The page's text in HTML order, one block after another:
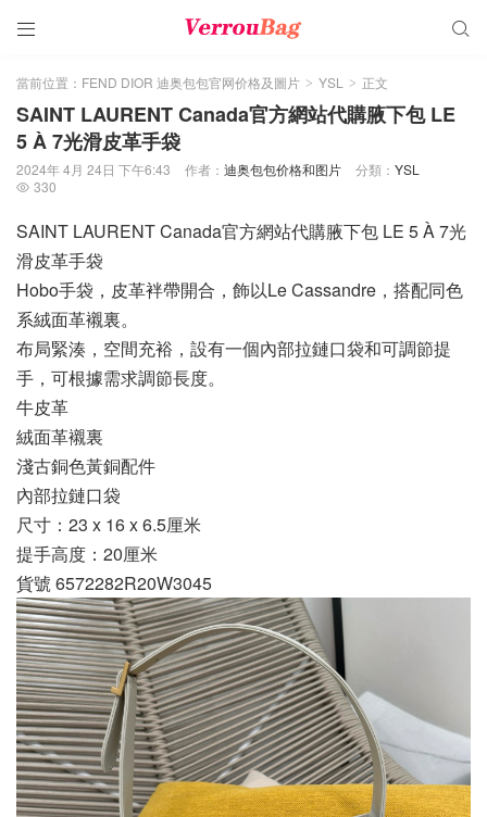
 
當前位置： FEND DIOR 迪奥包包官网价格及圖片 > YSL > 正文
SAINT LAURENT Canada官方網站代購腋下包 LE
5 À 7光滑皮革手袋
2024年 4月 24日 下午6:43 作者： 迪奥包包价格和图片 分類： YSL
 330
SAINT LAURENT Canada官方網站代購腋下包 LE 5 À 7光
滑皮革手袋
Hobo手袋，皮革袢帶開合，飾以Le Cassandre，搭配同色
系絨面革襯裏。
布局緊湊，空間充裕，設有一個內部拉鏈口袋和可調節提
手，可根據需求調節長度。
牛皮革
絨面革襯裏
淺古銅色黃銅配件
內部拉鏈口袋
尺寸：23 x 16 x 6.5厘米
提手高度：20厘米
貨號 6572282R20W3045